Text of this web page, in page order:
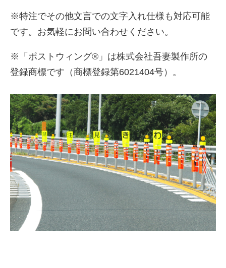
※特注でその他文言での文字入れ仕様も対応可能
です。お気軽にお問い合わせください。
※「ポストウィング®」は株式会社吾妻製作所の
登録商標です（商標登録第6021404号）。